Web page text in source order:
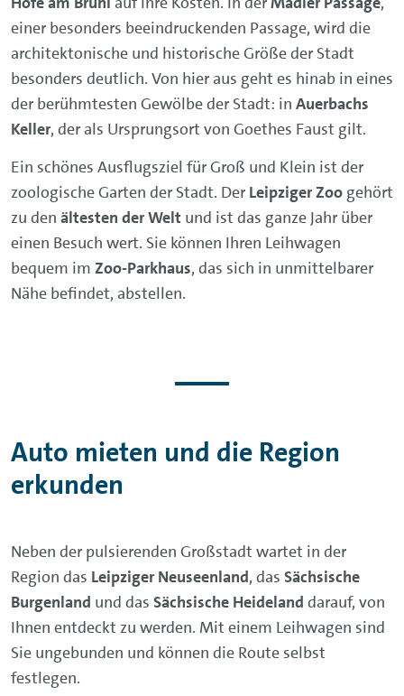
einer besonders beeindruckenden Passage, wird die
architektonische und historische Größe der Stadt
besonders deutlich. Von hier aus geht es hinab in eines
der berühmtesten Gewölbe der Stadt: in Auerbachs
Keller, der als Ursprungsort von Goethes Faust gilt.
Ein schönes Ausflugsziel für Groß und Klein ist der
zoologische Garten der Stadt. Der Leipziger Zoo gehört
zu den ältesten der Welt und ist das ganze Jahr über
einen Besuch wert. Sie können Ihren Leihwagen
bequem im Zoo-Parkhaus, das sich in unmittelbarer
Nähe befindet, abstellen.
Auto mieten und die Region
erkunden
Neben der pulsierenden Großstadt wartet in der
Region das Leipziger Neuseenland, das Sächsische
Burgenland und das Sächsische Heideland darauf, von
Ihnen entdeckt zu werden. Mit einem Leihwagen sind
Sie ungebunden und können die Route selbst
festlegen.